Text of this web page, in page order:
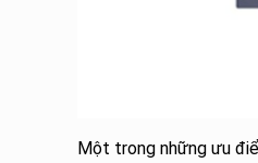
Một trong những ưu